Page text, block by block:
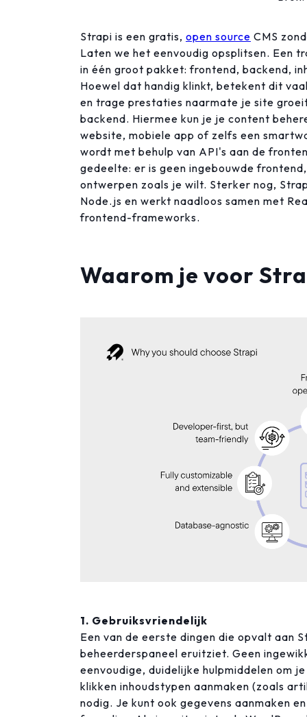
Strapi is een gratis, open source CMS
Laten we het eenvoudig opsplitsen. Een
in één groot pakket: frontend, backend,
Hoewel dat handig klinkt, betekent dit
en trage prestaties naarmate je site
backend. Hiermee kun je je content
website, mobiele app of zelfs een
wordt met behulp van API's aan de
gedeelte: er is geen ingebouwde
ontwerpen zoals je wilt. Sterker nog,
Node.js en werkt naadloos samen met
frontend-frameworks.
Waarom je voor
1. Gebruiksvriendelijk
Een van de eerste dingen die opvalt aan
beheerderspaneel eruitziet. Geen
eenvoudige, duidelijke hulpmiddelen om
klikken inhoudstypen aanmaken (zoals
nodig. Je kunt ook gegevens aanmaken